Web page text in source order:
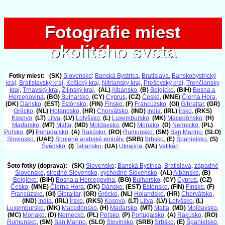
Fotografie miest
okolitého sveta
Fotografie miest
okolitého sveta
Fotky miest: (SK) Slovensko: Banská Bystrica, Bratislava, Banskobystrický
kraj, Bratislavský kraj, Košický kraj, Nitriansky kraj, Prešovský kraj, Trenčiansky
kraj, Trnavský kraj, Žilinský kraj, (AL)Albánsko, (B) Belgicko, (BiH) Bosna a
Hercegovina, (BG) Bulharsko, (CY) Cyprus, (CZ) Česko, (MNE) Čierna Hora,
(DK) Dánsko, (EST) Estónsko, (FIN) Fínsko, (F) Francúzsko, (GI) Gibraltar, (GR)
Grécko, (NL) Holandsko, (HR) Chorvátsko, (IND) India, (IRL) Írsko, (RKS)
Kosovo, (LT) Litva, (LV) Lotyšsko, (L) Luxembursko, (MK) Macedónsko, (H)
Maďarsko, (MT) Malta, (MD) Moldavsko, (MC) Monako, (D) Nemecko, (PL)
Poľsko, (P) Portugalsko, (A) Rakúsko, (RO) Rumunsko, (SM) San Marino, (SLO)
Slovinsko, (UAE) Spojené arabské emiráty, (SRB) Srbsko, (E) Španielsko, (S)
Švédsko, (I) Taliansko, (UA) Ukrajina, (VA) Vatikán.
Šoto fotky (doprava): (SK) Slovensko: Banská Bystrica, Bratislava, západné
Slovensko, stredné Slovensko, východné Slovensko, (AL)Albánsko, (B)
Belgicko, (BiH) Bosna a Hercegovina, (BG) Bulharsko, (CY) Cyprus, (CZ)
Česko, (MNE) Čierna Hora, (DK) Dánsko, (EST) Estónsko, (FIN) Fínsko, (F)
Francúzsko, (GI) Gibraltar, (GR) Grécko, (NL) Holandsko, (HR) Chorvátsko,
(IND) India, (IRL) Írsko, (RKS) Kosovo, (LT) Litva, (LV) Lotyšsko, (L)
Luxembursko, (MK) Macedónsko, (H) Maďarsko, (MT) Malta, (MD) Moldavsko,
(MC) Monako, (D) Nemecko, (PL) Poľsko, (P) Portugalsko, (A) Rakúsko, (RO)
Rumunsko, (SM) San Marino, (SLO) Slovinsko, (SRB) Srbsko, (E) Španielsko,